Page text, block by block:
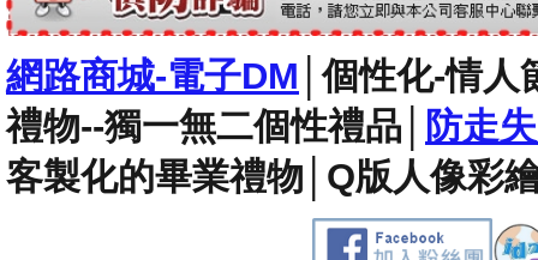
網路商城-電子DM │個性化-情人
禮物--獨一無二個性禮品
防走
客製化的畢業禮物 Q版人像彩